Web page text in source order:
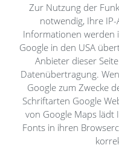
Zur Nutzung der
notwendig, Ihre
Informationen werden
Google in den USA
Anbieter dieser
Datenübertragung.
Google zum Zwecke
Schriftarten Google
von Google Maps lädt
Fonts in ihren